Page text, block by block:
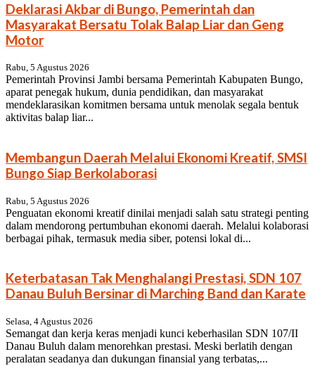
Deklarasi Akbar di Bungo, Pemerintah dan
Masyarakat Bersatu Tolak Balap Liar dan Geng
Motor
Rabu, 5 Agustus 2026
Pemerintah Provinsi Jambi bersama Pemerintah Kabupaten Bungo,
aparat penegak hukum, dunia pendidikan, dan masyarakat
mendeklarasikan komitmen bersama untuk menolak segala bentuk
aktivitas balap liar...
Membangun Daerah Melalui Ekonomi Kreatif, SMSI
Bungo Siap Berkolaborasi
Rabu, 5 Agustus 2026
Penguatan ekonomi kreatif dinilai menjadi salah satu strategi penting
dalam mendorong pertumbuhan ekonomi daerah. Melalui kolaborasi
berbagai pihak, termasuk media siber, potensi lokal di...
Keterbatasan Tak Menghalangi Prestasi, SDN 107
Danau Buluh Bersinar di Marching Band dan Karate
Selasa, 4 Agustus 2026
Semangat dan kerja keras menjadi kunci keberhasilan SDN 107/II
Danau Buluh dalam menorehkan prestasi. Meski berlatih dengan
peralatan seadanya dan dukungan finansial yang terbatas,...